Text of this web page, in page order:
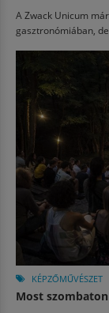
A Zwack Unicum
gasztronómiában,
KÉPZŐMŰVÉSZET
Most